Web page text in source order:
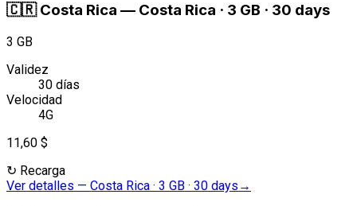
🇨🇷 Costa Rica — Costa Rica · 3 GB · 30 days
3 GB
Validez
30 días
Velocidad
4G
11,60 $
↻ Recarga
Ver detalles — Costa Rica · 3 GB · 30 days →